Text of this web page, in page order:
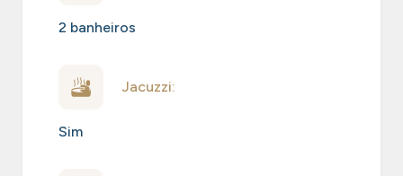
Jacuzzi:
Sim
2 banheiros